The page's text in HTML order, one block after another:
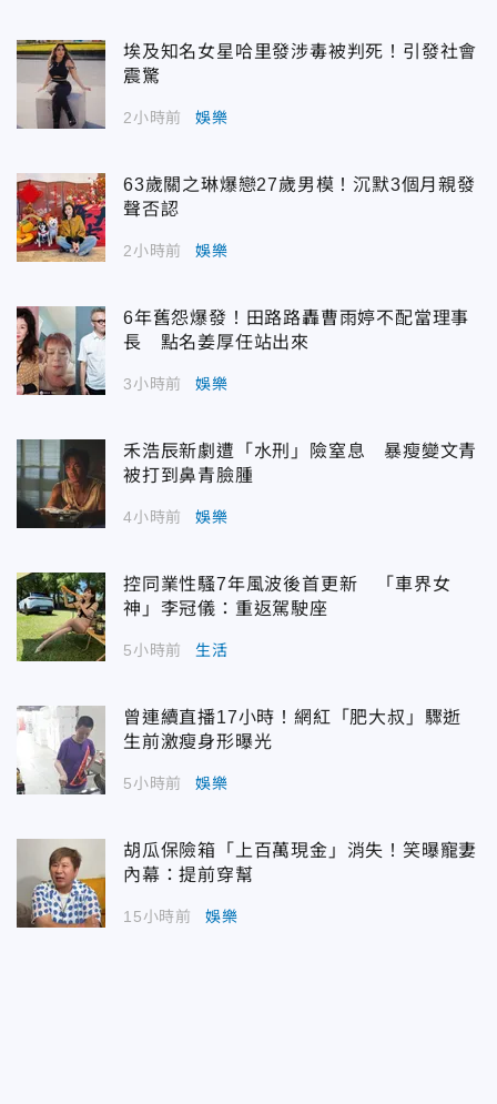
埃及知名女星哈里發涉毒被判死！引發社會
震驚
2小時前 娛樂
63歲關之琳爆戀27歲男模！沉默3個月親發
聲否認
2小時前 娛樂
6年舊怨爆發！田路路轟曹雨婷不配當理事
長 點名姜厚任站出來
3小時前 娛樂
禾浩辰新劇遭「水刑」險窒息 暴瘦變文青
被打到鼻青臉腫
4小時前 娛樂
控同業性騷7年風波後首更新 「車界女
神」李冠儀：重返駕駛座
5小時前 生活
曾連續直播17小時！網紅「肥大叔」驟逝
生前激瘦身形曝光
5小時前 娛樂
胡瓜保險箱「上百萬現金」消失！笑曝寵妻
內幕：提前穿幫
15小時前 娛樂